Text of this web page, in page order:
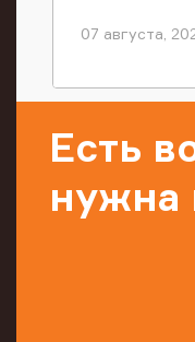
07 августа,
Есть
нужна